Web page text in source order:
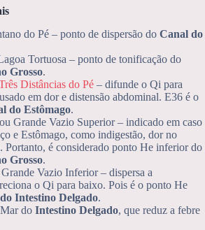
do Pé – ponto de dispersão do Canal do
Tortuosa – ponto de tonificação do
Grosso.
Distâncias do Pé – difunde o Qi para
em dor e distensão abdominal. E36 é o
do Estômago.
Grande Vazio Superior – indicado em caso
e Estômago, como indigestão, dor no
Portanto, é considerado ponto He inferior do
Grosso.
Vazio Inferior – dispersa a
o Qi para baixo. Pois é o ponto He
Intestino Delgado.
do Intestino Delgado, que reduz a febre